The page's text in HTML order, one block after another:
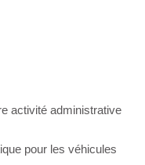
activité administrative
pour les véhicules